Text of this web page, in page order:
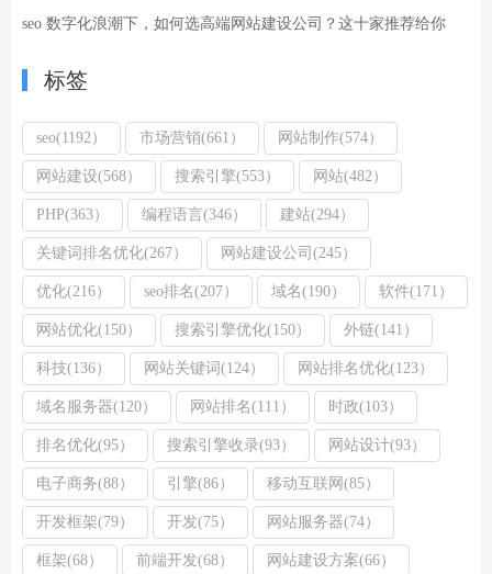
seo 数字化浪潮下，如何选高端网站建设公司？这十家推荐给你
标签
seo(1192） 市场营销(661） 网站制作(574）
网站建设(568） 搜索引擎(553） 网站(482）
PHP(363） 编程语言(346） 建站(294）
关键词排名优化(267） 网站建设公司(245）
优化(216） seo排名(207） 域名(190） 软件(171）
网站优化(150） 搜索引擎优化(150） 外链(141）
科技(136） 网站关键词(124） 网站排名优化(123）
域名服务器(120） 网站排名(111） 时政(103）
排名优化(95） 搜索引擎收录(93） 网站设计(93）
电子商务(88） 引擎(86） 移动互联网(85）
开发框架(79） 开发(75） 网站服务器(74）
框架(68） 前端开发(68） 网站建设方案(66）